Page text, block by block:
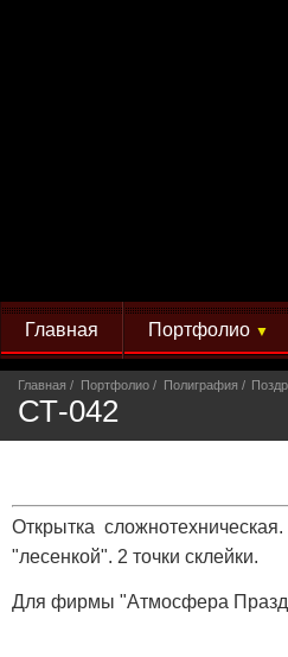
Главная Портфолио ▼
Главная Портфолио Полиграфия
СТ-042
Открытка
"лесенкой". 2 точки склейки.
Для фирмы "Атмосфера